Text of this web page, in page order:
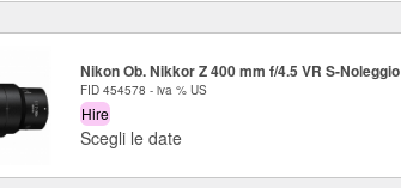
Nikon Ob. Nikkor Z 400 mm f/4.5 VR S-Noleggio
FID 454578 - iva % US
Hire
Scegli le date